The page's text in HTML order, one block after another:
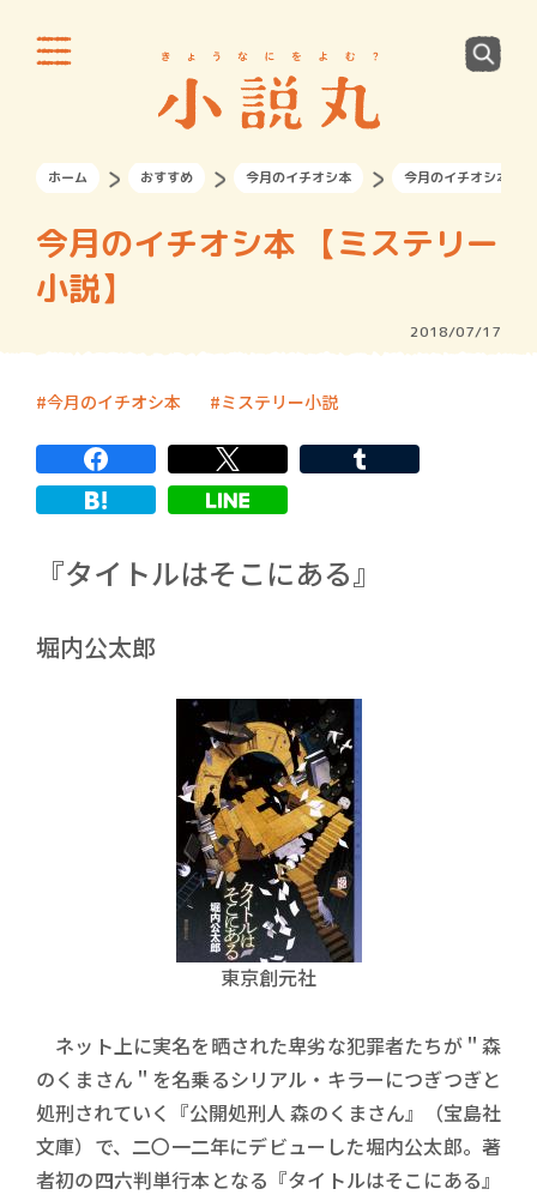
ホーム おすすめ 今月のイチオシ本 今月のイチオシ本 【
今月のイチオシ本 【ミステリー
小説】
2018/07/17
今月のイチオシ本 ミステリー小説
『タイトルはそこにある』
堀内公太郎
東京創元社
ネット上に実名を晒された卑劣な犯罪者たちが＂森
のくまさん＂を名乗るシリアル・キラーにつぎつぎと
処刑されていく『公開処刑人 森のくまさん』（宝島社
文庫）で、二〇一二年にデビューした堀内公太郎。著
者初の四六判単行本となる『タイトルはそこにある』